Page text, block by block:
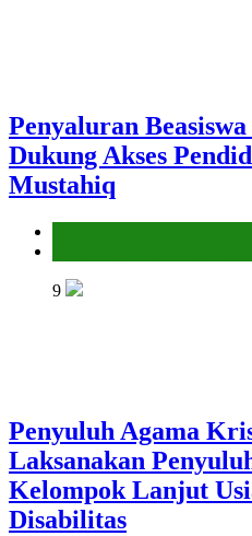
Penyaluran
Dukung Akses
Mustahiq
9
Penyuluh Agama
Laksanakan
Kelompok Lanjut
Disabilitas